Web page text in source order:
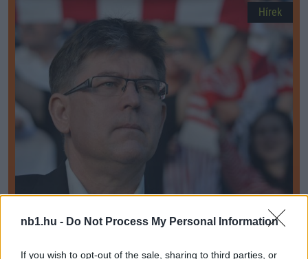
nb1.hu - Do Not Process My Personal Information
If you wish to opt-out of the sale, sharing to third parties, or
Hírek
A korábbi debreceni mesteredző ezért nem vállalta a
A Finder Pro Podcast vendége volt a Debreceni VSC-t játékosként